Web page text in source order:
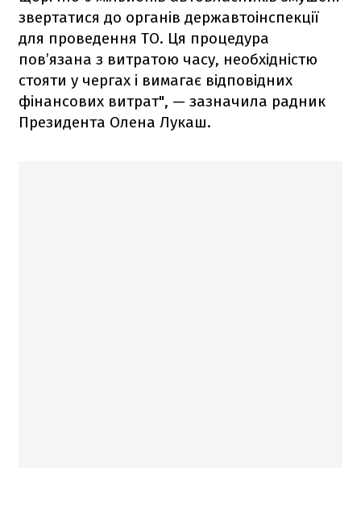
звертатися до органів державтоінспекції
для проведення ТО. Ця процедура
пов’язана з витратою часу, необхідністю
стояти у чергах і вимагає відповідних
фінансових витрат", — зазначила радник
Президента Олена Лукаш.